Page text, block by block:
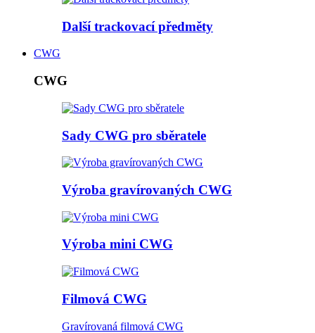
Další trackovací předměty
CWG
CWG
Sady CWG pro sběratele
Výroba gravírovaných CWG
Výroba mini CWG
Filmová CWG
Gravírovaná filmová CWG